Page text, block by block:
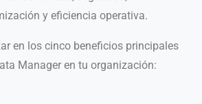
y eficiencia operativa.
en los cinco beneficios principales
Manager en tu organización: